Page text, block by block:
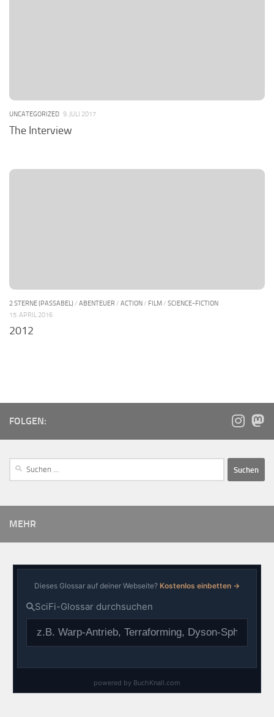
UNCATEGORIZED 9. JULI 2017
The Interview
2 STERNE (PASSABEL) / ABENTEUER / ACTION / FILM / SCIENCE-FICTION
15. APRIL 2016
2012
FOLGEN:
MEHR